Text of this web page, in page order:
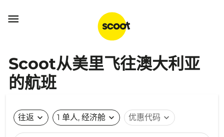

Scoot从美里飞往澳大利亚
的航班
往返 expand_more 1 单人, 经济舱 expand_more 优惠代码 expand_more